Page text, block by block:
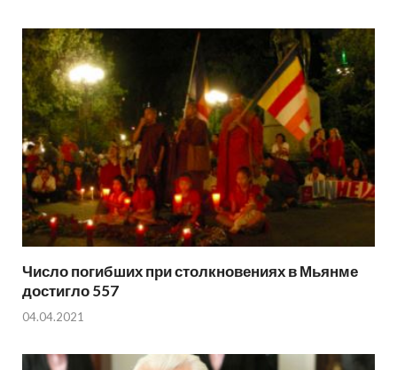
Число погибших при столкновениях в Мьянме
достигло 557
04.04.2021